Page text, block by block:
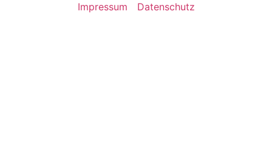
Impressum Datenschutz